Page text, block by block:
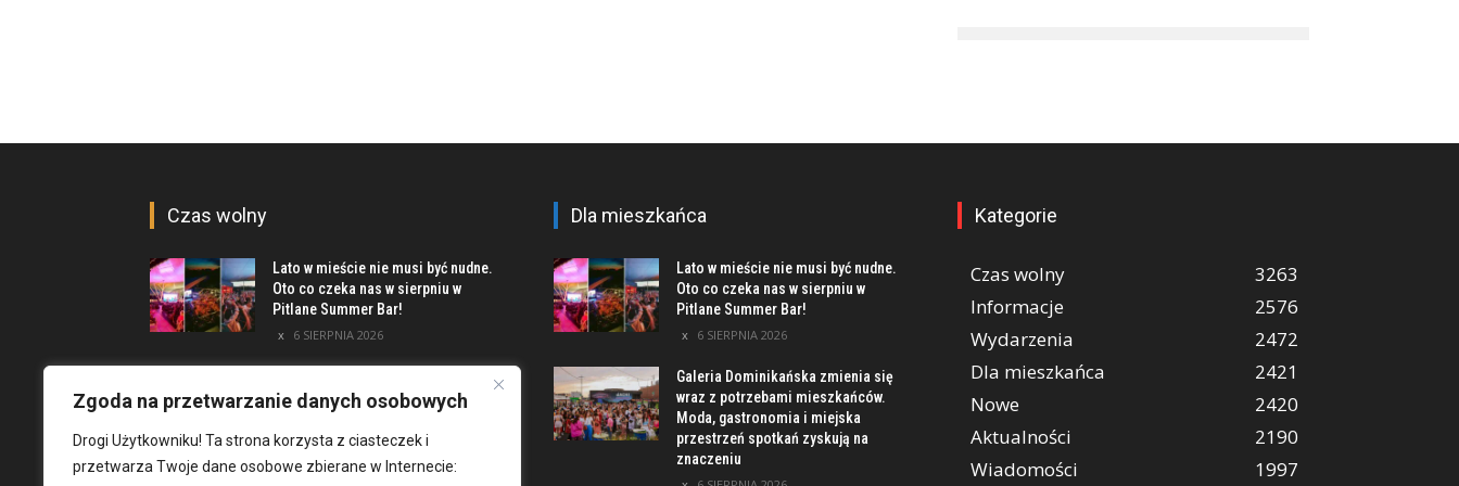
Zgoda na przetwarzanie danych osobowych
Drogi Użytkowniku! Ta strona korzysta z ciasteczek i
przetwarza Twoje dane osobowe zbierane w Internecie:
Czas wolny
Lato w mieście nie musi być nudne.
Oto co czeka nas w sierpniu w
Pitlane Summer Bar!
6 SIERPNIA 2026
Mieszkania i Lofty podczas eventu
w Marinie Kleczków
5 SIERPNIA 2026
Dla mieszkańca
Lato w mieście nie musi być nudne.
Oto co czeka nas w sierpniu w
Pitlane Summer Bar!
6 SIERPNIA 2026
Galeria Dominikańska zmienia się
wraz z potrzebami mieszkańców.
Moda, gastronomia i miejska
przestrzeń spotkań zyskują na
znaczeniu
Kategorie
Czas wolny
3263
Informacje
2576
Wydarzenia
2472
Dla mieszkańca
2421
Nowe
2420
Aktualności
2190
Wiadomości
1997